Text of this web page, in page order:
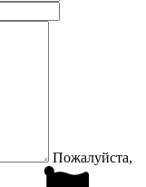
Пожалуйста,